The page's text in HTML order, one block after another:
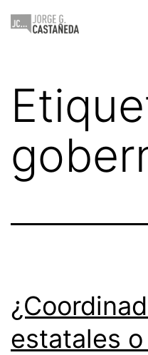
Saltar
Jorge
estatales